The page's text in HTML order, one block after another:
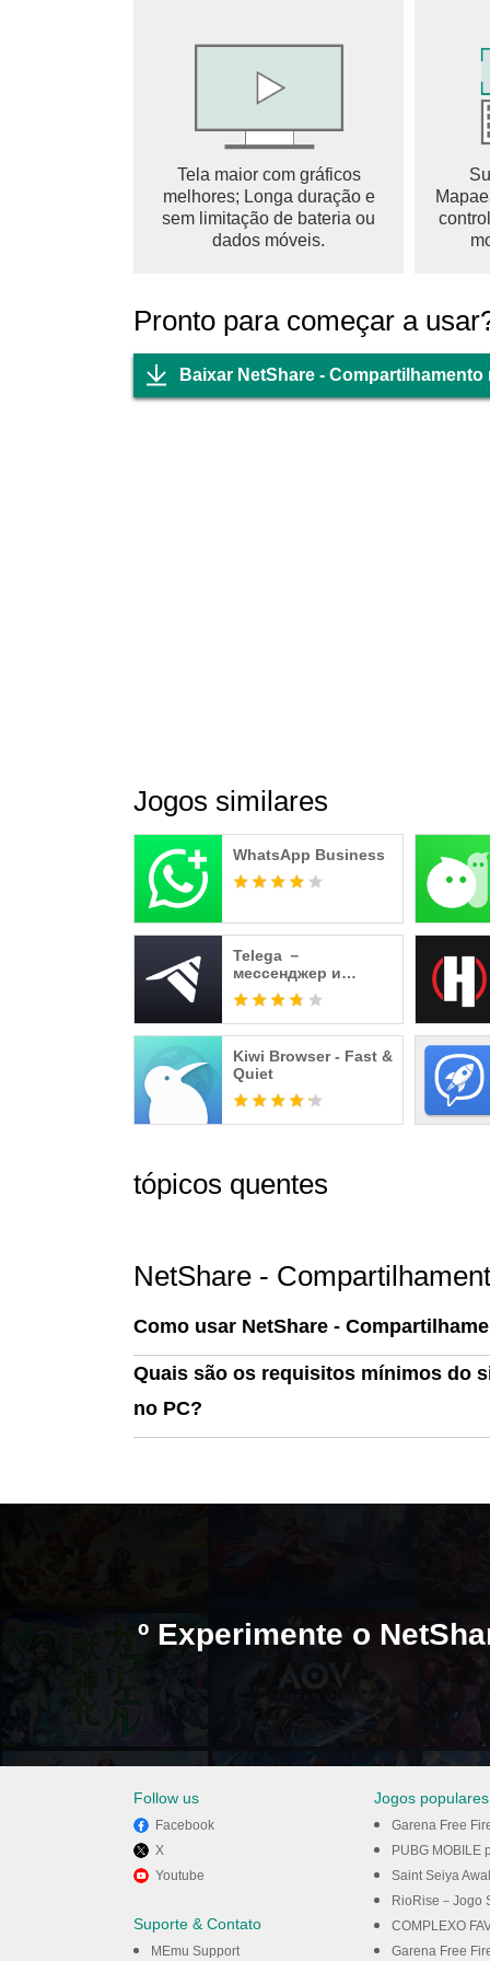
Tela maior com gráficos
melhores; Longa duração e
sem limitação de bateria ou
dados móveis.
Pronto para começar a
Baixar NetShare - Compartilhamento
Jogos similares
WhatsApp Business
Telega －
мессенджер и
звонки
Kiwi Browser - Fast &
Quiet
tópicos quentes
NetShare -
Como usar NetShare -
Quais são os requisitos mínimos do
no PC?
º Experimente o
PC com o MEmu.
Follow us
Facebook
X
Youtube
Suporte & Contato
MEmu Support
Jogos
Garena Free
PUBG MOBILE
Saint Seiya Awakening:
RioRise－Jogo
COMPLEXO
Garena Free